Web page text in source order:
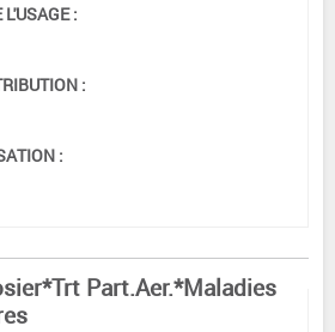
L'USAGE :
:
:
Part.Aer.*Maladies